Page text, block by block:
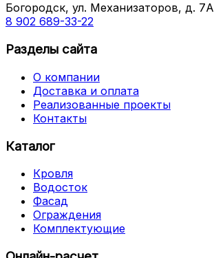
Богородск, ул. Механизаторов, д. 7А
8 902 689-33-22
Разделы сайта
О компании
Доставка и оплата
Реализованные проекты
Контакты
Каталог
Кровля
Водосток
Фасад
Ограждения
Комплектующие